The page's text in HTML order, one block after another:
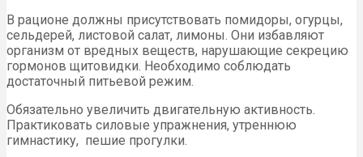
В рационе должны присутствовать помидоры, огурцы,
сельдерей, листовой салат, лимоны. Они избавляют
организм от вредных веществ, нарушающие секрецию
гормонов щитовидки. Необходимо соблюдать
достаточный питьевой режим.
Обязательно увеличить двигательную активность.
Практиковать силовые упражнения, утреннюю
гимнастику, пешие прогулки.